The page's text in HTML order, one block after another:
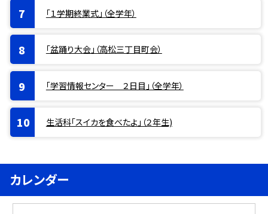
「１学期終業式」（全学年）
「盆踊り大会」（高松三丁目町会）
「学習情報センター ２日目」（全学年）
生活科「スイカを食べたよ」（２年生)
カレンダー